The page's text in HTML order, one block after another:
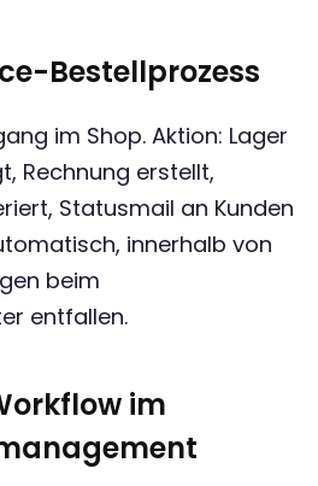
Bestellprozess
im Shop. Aktion: Lager
Rechnung erstellt,
Statusmail an Kunden
innerhalb von
beim
entfallen.
im